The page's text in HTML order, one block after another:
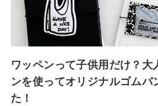
ワッペンって子供用だけ？
ンを使ってオリジナルゴムバ
た！